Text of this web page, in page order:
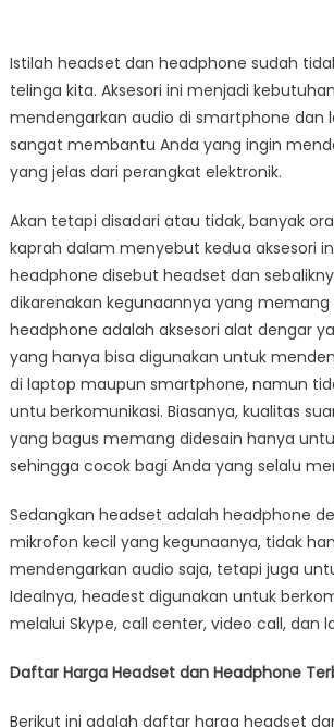
Istilah headset dan headphone sudah
telinga kita. Aksesori ini menjadi
mendengarkan audio di smartphone dan
sangat membantu Anda yang ingin
yang jelas dari perangkat elektronik.
Akan tetapi disadari atau tidak, banyak
kaprah dalam menyebut kedua aksesori
headphone disebut headset dan
dikarenakan kegunaannya yang memang
headphone adalah aksesori alat dengar
yang hanya bisa digunakan untuk
di laptop maupun smartphone, namun
untu berkomunikasi. Biasanya, kualitas
yang bagus memang didesain hanya
sehingga cocok bagi Anda yang selalu
Sedangkan headset adalah headphone
mikrofon kecil yang kegunaanya, tidak
mendengarkan audio saja, tetapi juga
Idealnya, headest digunakan untuk
melalui Skype, call center, video call, dan
Daftar Harga Headset dan Headphone
Berikut ini adalah daftar harga headset